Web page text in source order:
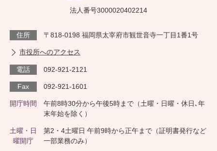
法人番号3000020402214
住所 〒818-0198 福岡県太宰府市観世音寺一丁目1番1号
市役所へのアクセス
電話 092-921-2121
Fax 092-921-1601
開庁時間
午前8時30分から午後5時まで（土曜・日曜・休日､年
末年始を除く）
土曜・日
曜開庁
第2・4土曜日 午前9時から正午まで（証明書発行など
一部業務のみ）